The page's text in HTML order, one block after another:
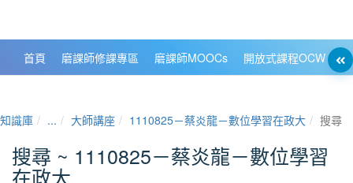
首頁 磨課師修課專區 磨課師MOOCs 開放式課程OCW
知識庫 ... 大師講座 1110825－蔡炎龍－數位學習在政大 搜尋
搜尋 ~ 1110825－蔡炎龍－數位學習
在政大